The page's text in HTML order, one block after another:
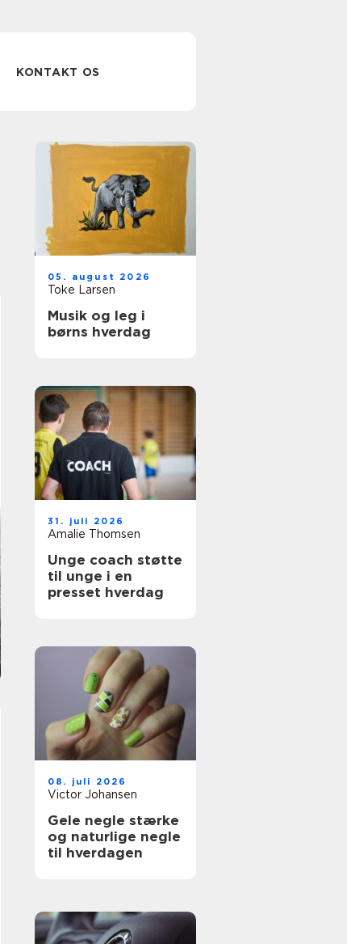
KONTAKT OS
05. august 2026
Toke Larsen
Musik og leg i
børns hverdag
31. juli 2026
Amalie Thomsen
Unge coach støtte
til unge i en
presset hverdag
08. juli 2026
Victor Johansen
Gele negle stærke
og naturlige negle
til hverdagen